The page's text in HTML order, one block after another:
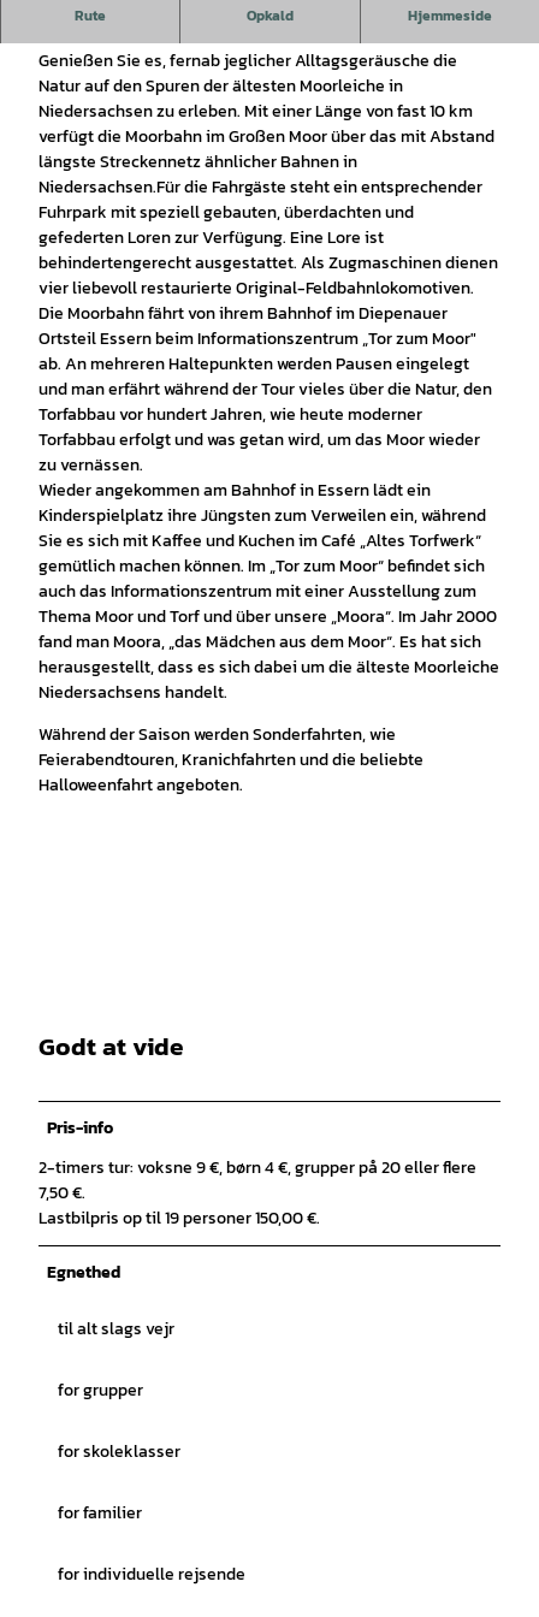
Rute Opkald Hjemmeside
Auf Spuren der ältesten Moorleiche die Natur mit der
Genießen Sie es, fernab jeglicher Alltagsgeräusche die
Natur auf den Spuren der ältesten Moorleiche in
Niedersachsen zu erleben. Mit einer Länge von fast 10 km
verfügt die Moorbahn im Großen Moor über das mit Abstand
längste Streckennetz ähnlicher Bahnen in
Niedersachsen.Für die Fahrgäste steht ein entsprechender
Fuhrpark mit speziell gebauten, überdachten und
gefederten Loren zur Verfügung. Eine Lore ist
behindertengerecht ausgestattet. Als Zugmaschinen dienen
vier liebevoll restaurierte Original-Feldbahnlokomotiven.
Die Moorbahn fährt von ihrem Bahnhof im Diepenauer
Ortsteil Essern beim Informationszentrum „Tor zum Moor"
ab. An mehreren Haltepunkten werden Pausen eingelegt
und man erfährt während der Tour vieles über die Natur, den
Torfabbau vor hundert Jahren, wie heute moderner
Torfabbau erfolgt und was getan wird, um das Moor wieder
zu vernässen.
Wieder angekommen am Bahnhof in Essern lädt ein
Kinderspielplatz ihre Jüngsten zum Verweilen ein, während
Sie es sich mit Kaffee und Kuchen im Café „Altes Torfwerk“
gemütlich machen können. Im „Tor zum Moor“ befindet sich
auch das Informationszentrum mit einer Ausstellung zum
Thema Moor und Torf und über unsere „Moora“. Im Jahr 2000
fand man Moora, „das Mädchen aus dem Moor“. Es hat sich
herausgestellt, dass es sich dabei um die älteste Moorleiche
Niedersachsens handelt.
Während der Saison werden Sonderfahrten, wie
Feierabendtouren, Kranichfahrten und die beliebte
Halloweenfahrt angeboten.
Godt at vide
Pris-info
2-timers tur: voksne 9 €, børn 4 €, grupper på 20 eller flere
7,50 €.
Lastbilpris op til 19 personer 150,00 €.
Egnethed
til alt slags vejr
for grupper
for skoleklasser
for familier
for individuelle rejsende